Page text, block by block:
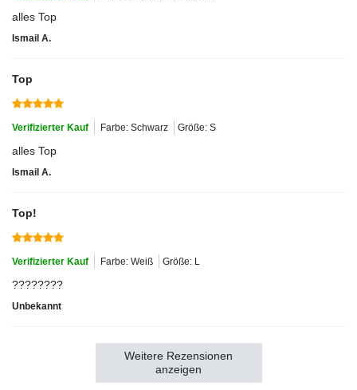
alles Top
Ismail A.
Top
Verifizierter Kauf Farbe: Schwarz Größe: S
alles Top
Ismail A.
Top!
Verifizierter Kauf Farbe: Weiß Größe: L
????????
Unbekannt
Weitere Rezensionen
anzeigen